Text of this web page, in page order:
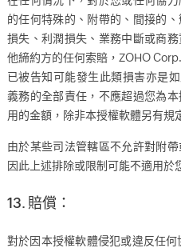
的任何特殊的、附帶的、間接的
損失、利潤損失、業務中斷或商
他締約方的任何索賠，ZOHO
已被告知可能發生此類損害亦是
義務的全部責任，不應超過您為
用的金額，除非本授權軟體另有規
由於某些司法管轄區不允許對附
因此上述排除或限制可能不適用於
13. 賠償：
對於因本授權軟體侵犯或違反任